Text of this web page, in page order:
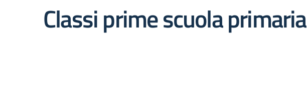
Classi prime scuola primaria